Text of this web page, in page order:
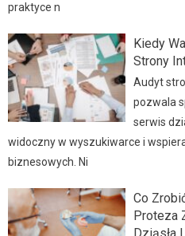
praktyce n
Kiedy
Strony
Audyt
pozwala
serwis
widoczny w wyszukiwarce i
biznesowych. Ni
Co
Proteza